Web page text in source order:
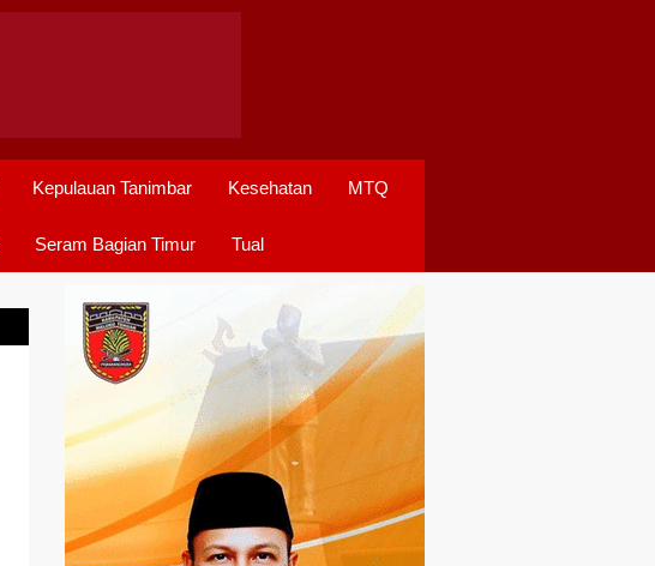
Kepulauan Tanimbar Kesehatan MTQ
Seram Bagian Timur Tual